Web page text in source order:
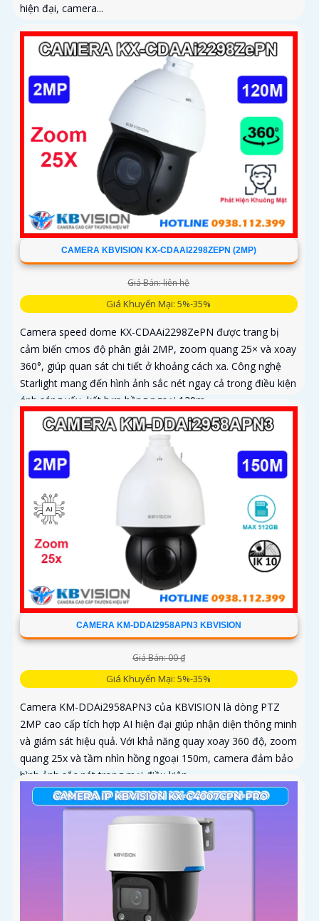
hiện đại, camera...
CAMERA KBVISION KX-CDAAI2298ZEPN (2MP)
Giá Bán: liên hệ
Giá Khuyến Mại: 5%-35%
Camera speed dome KX-CDAAi2298ZePN được trang bị
cảm biến cmos độ phân giải 2MP, zoom quang 25× và xoay
360°, giúp quan sát chi tiết ở khoảng cách xa. Công nghệ
Starlight mang đến hình ảnh sắc nét ngay cả trong điều kiện
ánh sáng yếu, kết hợp hồng ngoại 120m
CAMERA KM-DDAI2958APN3 KBVISION
Giá Bán: 00 ₫
Giá Khuyến Mại: 5%-35%
Camera KM-DDAi2958APN3 của KBVISION là dòng PTZ
2MP cao cấp tích hợp AI hiện đại giúp nhận diện thông minh
và giám sát hiệu quả. Với khả năng quay xoay 360 độ, zoom
quang 25x và tầm nhìn hồng ngoại 150m, camera đảm bảo
hình ảnh sắc nét trong mọi điều kiện